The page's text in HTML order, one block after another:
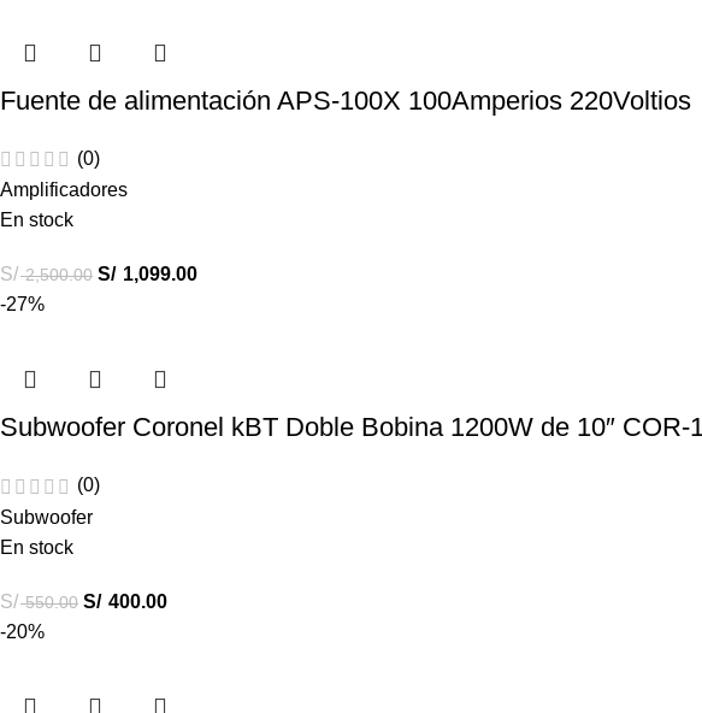
Fuente de alimentación APS-100X 100Amperios 220Voltios
(0)
Amplificadores
En stock
S/2,500.00 S/ 1,099.00
-27%
Subwoofer Coronel kBT Doble Bobina 1200W de 10″ COR-
(0)
Subwoofer
En stock
S/550.00 S/ 400.00
-20%